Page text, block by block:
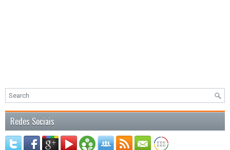
Redes Sociais